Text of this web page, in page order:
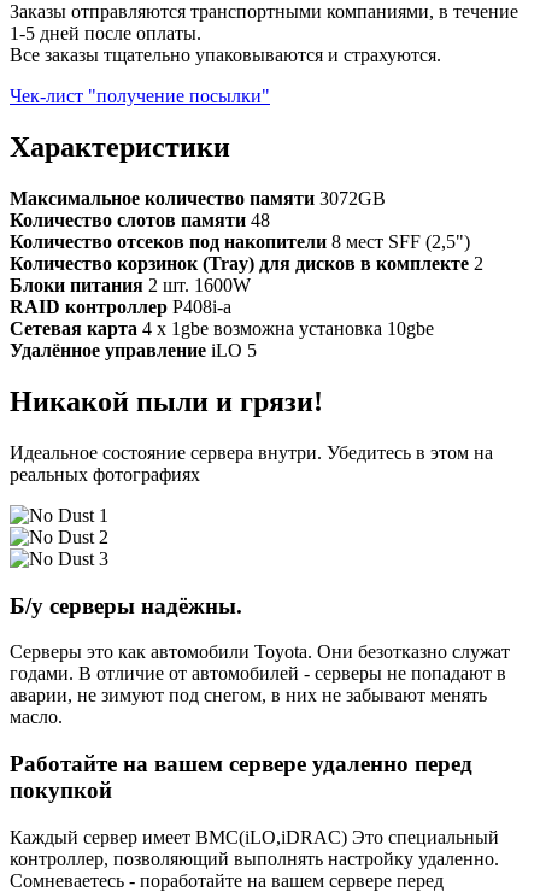
Заказы отправляются транспортными компаниями, в течение
1-5 дней после оплаты.
Все заказы тщательно упаковываются и страхуются.
Чек-лист "получение посылки"
Характеристики
Максимальное количество памяти 3072GB
Количество слотов памяти 48
Количество отсеков под накопители 8 мест SFF (2,5")
Количество корзинок (Tray) для дисков в комплекте 2
Блоки питания 2 шт. 1600W
RAID контроллер P408i-a
Сетевая карта 4 x 1gbe возможна установка 10gbe
Удалённое управление iLO 5
Никакой пыли и грязи!
Идеальное состояние сервера внутри. Убедитесь в этом на
реальных фотографиях
Б/у серверы надёжны.
Серверы это как автомобили Toyota. Они безотказно служат
годами. В отличие от автомобилей - серверы не попадают в
аварии, не зимуют под снегом, в них не забывают менять
масло.
Работайте на вашем сервере удаленно перед
покупкой
Каждый сервер имеет BMC(iLO,iDRAC) Это специальный
контроллер, позволяющий выполнять настройку удаленно.
Сомневаетесь - поработайте на вашем сервере перед